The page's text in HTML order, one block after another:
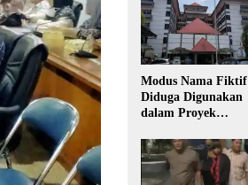
Modus Nama Fiktif
Diduga Digunakan
dalam Proyek